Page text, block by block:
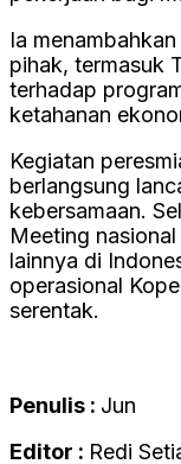
Ia
pihak, termasuk
terhadap
ketahanan
Kegiatan
berlangsung
kebersamaan.
Meeting
lainnya di
operasional
serentak.
Penulis : Jun
Editor : Redi